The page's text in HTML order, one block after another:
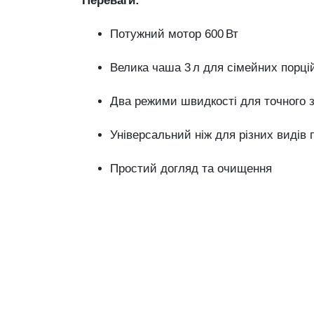
Потужний мотор 600 Вт
Велика чаша 3 л для сімейних
Два режими швидкості для точного
Універсальний ніж для різних видів
Простий догляд та очищення